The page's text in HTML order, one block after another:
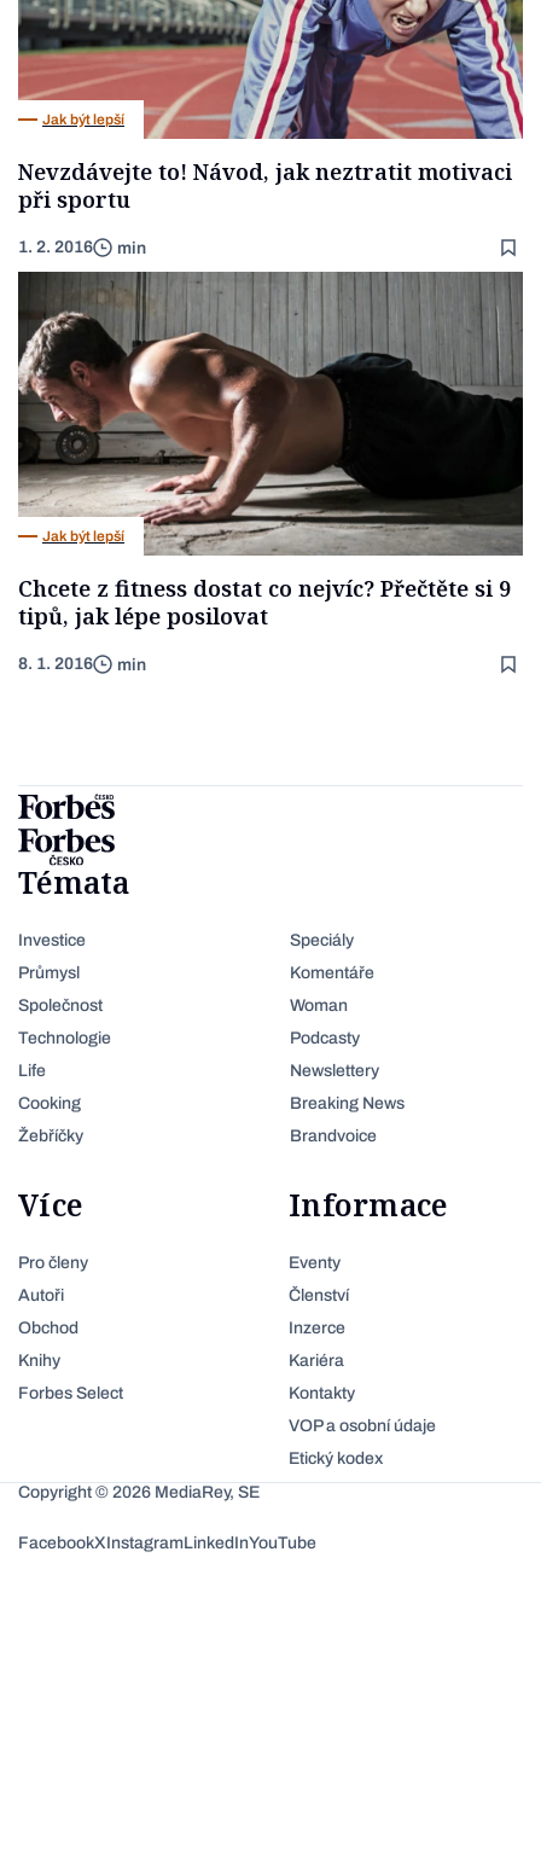
Jak být lepší
Nevzdávejte to! Návod, jak neztratit motivaci
při sportu
1. 2. 2016 min
Jak být lepší
Chcete z fitness dostat co nejvíc? Přečtěte si 9
tipů, jak lépe posilovat
8. 1. 2016 min
Témata
Investice
Průmysl
Společnost
Technologie
Life
Cooking
Žebříčky
Speciály
Komentáře
Woman
Podcasty
Newslettery
Breaking News
Brandvoice
Více
Pro členy
Autoři
Obchod
Knihy
Forbes Select
Informace
Eventy
Členství
Inzerce
Kariéra
Kontakty
VOP a osobní údaje
Etický kodex
Copyright © 2026 MediaRey, SE
FacebookXInstagramLinkedInYouTube